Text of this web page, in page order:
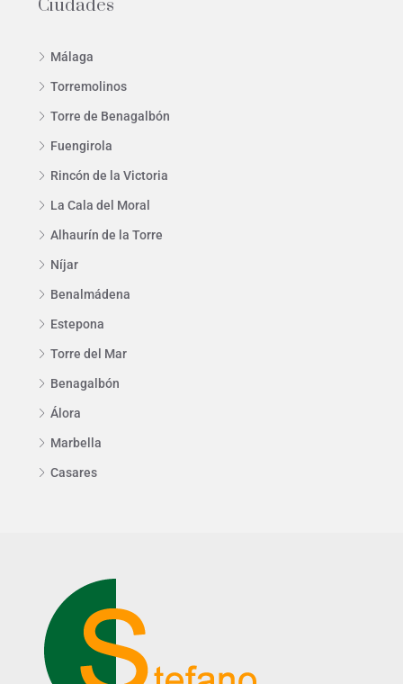
Ciudades
Málaga
Torremolinos
Torre de Benagalbón
Fuengirola
Rincón de la Victoria
La Cala del Moral
Alhaurín de la Torre
Níjar
Benalmádena
Estepona
Torre del Mar
Benagalbón
Álora
Marbella
Casares